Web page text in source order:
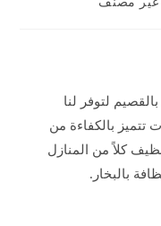
لتوفر لنا
تتميز بالكفاءة من
كلاً من المنازل
بالبخار.